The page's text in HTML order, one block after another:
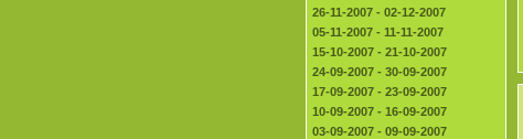
26-11-2007 - 02-12-2007
05-11-2007 - 11-11-2007
15-10-2007 - 21-10-2007
24-09-2007 - 30-09-2007
17-09-2007 - 23-09-2007
10-09-2007 - 16-09-2007
03-09-2007 - 09-09-2007